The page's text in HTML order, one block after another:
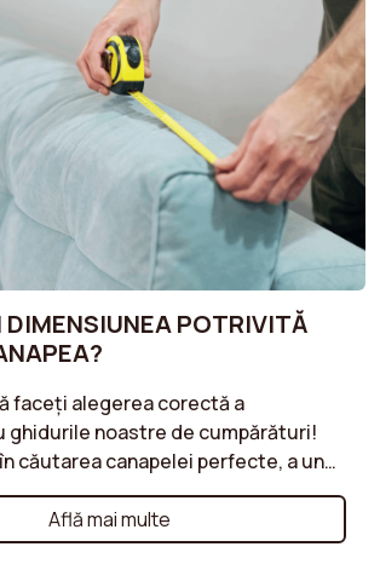
DIMENSIUNEA POTRIVITĂ
faceți alegerea corectă a
ghidurile noastre de cumpărături!
căutarea canapelei perfecte, a unui
sau a unui taburet practic,
vă oferă sfaturi valoroase pentru
Descoperiți criteriile
Află mai multe